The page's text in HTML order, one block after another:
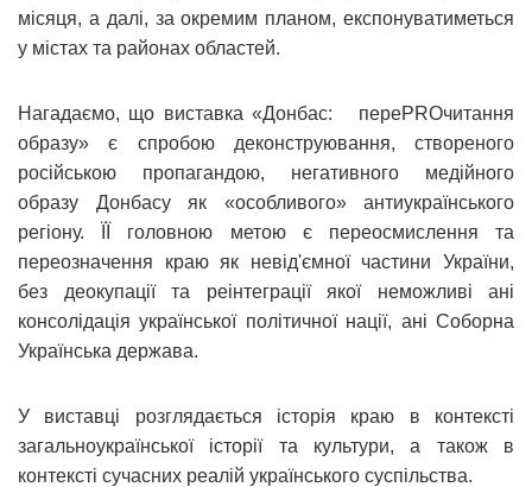
місяця, а далі, за окремим планом, експонуватиметься
у містах та районах областей.
Нагадаємо, що виставка «Донбас: переPROчитання
образу» є спробою деконструювання, створеного
російською пропагандою, негативного медійного
образу Донбасу як «особливого» антиукраїнського
регіону. ЇЇ головною метою є переосмислення та
переозначення краю як невід'ємної частини України,
без деокупації та реінтеграції якої неможливі ані
консолідація української політичної нації, ані Соборна
Українська держава.
У виставці розглядається історія краю в контексті
загальноукраїнської історії та культури, а також в
контексті сучасних реалій українського суспільства.